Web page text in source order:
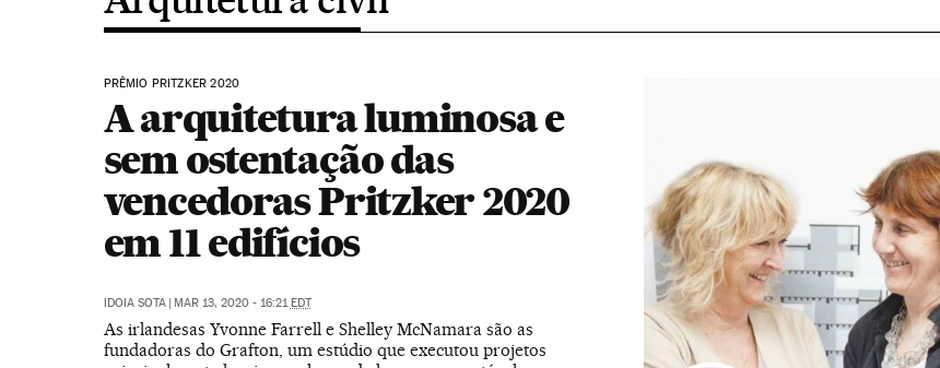
PRÊMIO PRITZKER 2020
A arquitetura luminosa e
sem ostentação das
vencedoras Pritzker 2020
em 11 edifícios
IDOIA SOTA | MAR 13, 2020 - 16:21EDT
As irlandesas Yvonne Farrell e Shelley McNamara são as
fundadoras do Grafton, um estúdio que executou projetos